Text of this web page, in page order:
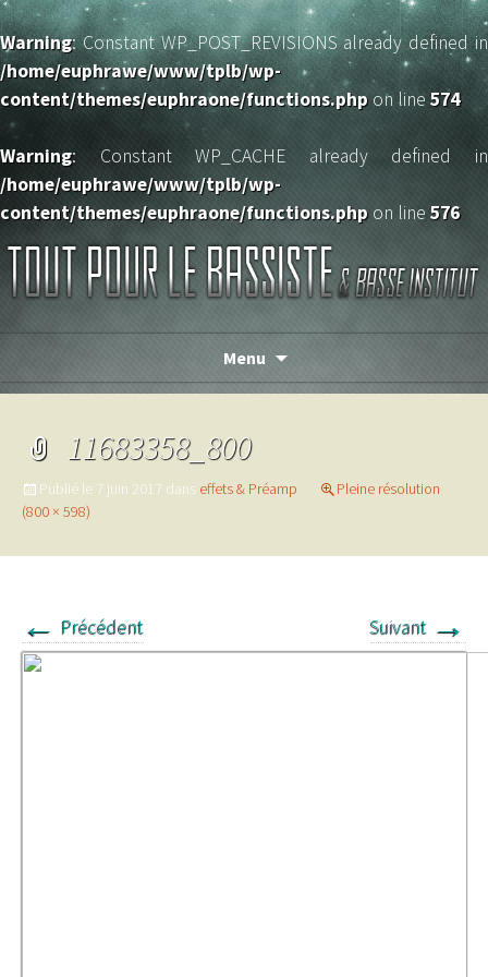
Warning: Constant WP_POST_REVISIONS already defined in
/home/euphrawe/www/tplb/wp-
content/themes/euphraone/functions.phpon line 574
Warning: Constant WP_CACHE already defined in
/home/euphrawe/www/tplb/wp-
content/themes/euphraone/functions.php on line 576
TOUT POUR LE BASSISTE
Menu
11683358_800
Publié le 7 juin 2017 dans effets & Préamp
Pleine résolution
(800 × 598)
← Précédent Suivant →